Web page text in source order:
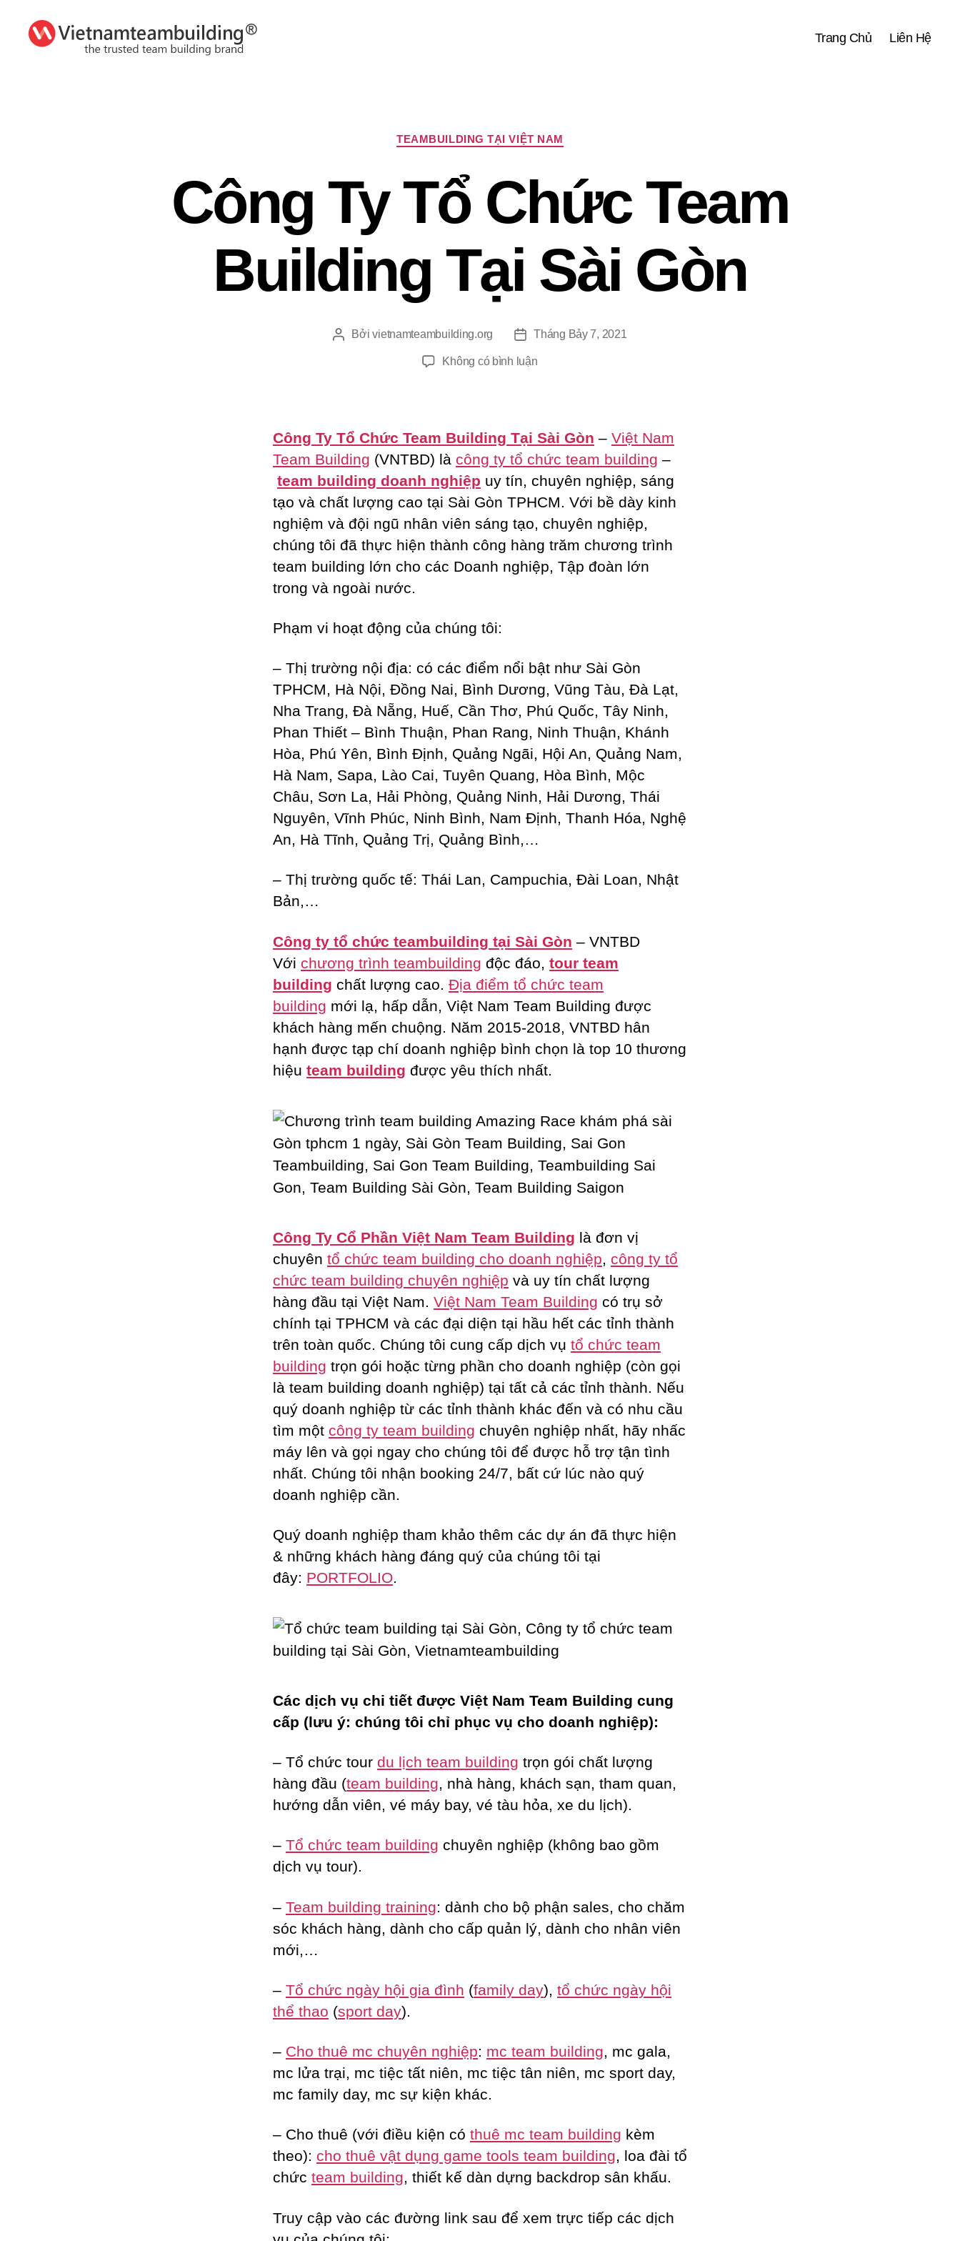
Trang Chủ Liên Hệ
Chuyên
mục
TEAMBUILDING TẠI VIỆT NAM
Công Ty Tổ Chức Team
Building Tại Sài Gòn
TácBởivietnamteambuilding.org
NgàyTháng Bảy 7, 2021
Không có bình luậnở
Team
Building
Tại
Sài
Công Ty Tổ Chức Team Building Tại Sài Gòn – Việt Nam
Team Building (VNTBD) là công ty tổ chức team building –
team building doanh nghiệp uy tín, chuyên nghiệp, sáng
tạo và chất lượng cao tại Sài Gòn TPHCM. Với bề dày kinh
nghiệm và đội ngũ nhân viên sáng tạo, chuyên nghiệp,
chúng tôi đã thực hiện thành công hàng trăm chương trình
team building lớn cho các Doanh nghiệp, Tập đoàn lớn
trong và ngoài nước.
Phạm vi hoạt động của chúng tôi:
– Thị trường nội địa: có các điểm nổi bật như Sài Gòn
TPHCM, Hà Nội, Đồng Nai, Bình Dương, Vũng Tàu, Đà Lạt,
Nha Trang, Đà Nẵng, Huế, Cần Thơ, Phú Quốc, Tây Ninh,
Phan Thiết – Bình Thuận, Phan Rang, Ninh Thuận, Khánh
Hòa, Phú Yên, Bình Định, Quảng Ngãi, Hội An, Quảng Nam,
Hà Nam, Sapa, Lào Cai, Tuyên Quang, Hòa Bình, Mộc
Châu, Sơn La, Hải Phòng, Quảng Ninh, Hải Dương, Thái
Nguyên, Vĩnh Phúc, Ninh Bình, Nam Định, Thanh Hóa, Nghệ
An, Hà Tĩnh, Quảng Trị, Quảng Bình,…
– Thị trường quốc tế: Thái Lan, Campuchia, Đài Loan, Nhật
Bản,…
Công ty tổ chức teambuilding tại Sài Gòn – VNTBD
Với chương trình teambuilding độc đáo, tour team
building chất lượng cao. Địa điểm tổ chức team
building mới lạ, hấp dẫn, Việt Nam Team Building được
khách hàng mến chuộng. Năm 2015-2018, VNTBD hân
hạnh được tạp chí doanh nghiệp bình chọn là top 10 thương
hiệu team building được yêu thích nhất.
Công Ty Cổ Phần Việt Nam Team Building là đơn vị
chuyên tổ chức team building cho doanh nghiệp
công ty tổ
chức team building chuyên nghiệp và uy tín chất lượng
hàng đầu tại Việt Nam. Việt Nam Team Building có trụ sở
chính tại TPHCM và các đại diện tại hầu hết các tỉnh thành
trên toàn quốc. Chúng tôi cung cấp dịch vụ tổ chức team
building trọn gói hoặc từng phần cho doanh nghiệp (còn gọi
là team building doanh nghiệp) tại tất cả các tỉnh thành. Nếu
quý doanh nghiệp từ các tỉnh thành khác đến và có nhu cầu
tìm một công ty team building chuyên nghiệp nhất, hãy nhấc
máy lên và gọi ngay cho chúng tôi để được hỗ trợ tận tình
nhất. Chúng tôi nhận booking 24/7, bất cứ lúc nào quý
doanh nghiệp cần.
Quý doanh nghiệp tham khảo thêm các dự án đã thực hiện
& những khách hàng đáng quý của chúng tôi tại
đây: PORTFOLIO.
Các dịch vụ chi tiết được Việt Nam Team Building cung
cấp (lưu ý: chúng tôi chỉ phục vụ cho doanh nghiệp):
– Tổ chức tour du lịch team building trọn gói chất lượng
hàng đầu (team building, nhà hàng, khách sạn, tham quan,
hướng dẫn viên, vé máy bay, vé tàu hỏa, xe du lịch).
– Tổ chức team building chuyên nghiệp (không bao gồm
dịch vụ tour).
– Team building training: dành cho bộ phận sales, cho chăm
sóc khách hàng, dành cho cấp quản lý, dành cho nhân viên
mới,…
– Tổ chức ngày hội gia đình (family day), tổ chức ngày hội
thể thao (sport day).
– Cho thuê mc chuyên nghiệp: mc team building, mc gala,
mc lửa trại, mc tiệc tất niên, mc tiệc tân niên, mc sport day,
mc family day, mc sự kiện khác.
– Cho thuê (với điều kiện có thuê mc team building kèm
theo): cho thuê vật dụng game tools team building, loa đài tổ
chức team building, thiết kế dàn dựng backdrop sân khấu.
Truy cập vào các đường link sau để xem trực tiếp các dịch